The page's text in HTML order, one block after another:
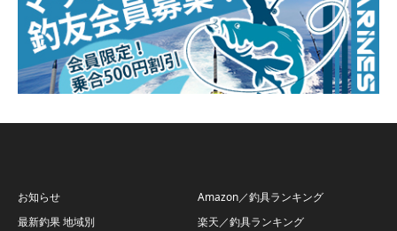
お知らせ
最新釣果 地域別
Amazon／釣具ランキング
楽天／釣具ランキング